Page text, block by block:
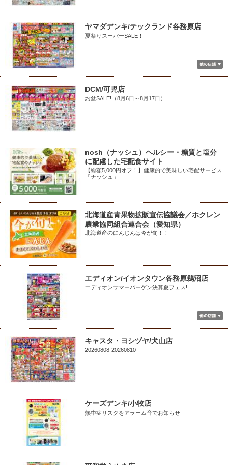
ヤマダデンキ/テックランド各務原店
夏祭りスーパーSALE！
DCM/可児店
お盆SALE!（8月6日～8月17日）
nosh（ナッシュ）ヘルシー・糖質と塩分
に配慮した宅配食サイト
【総額5,000円オフ！】健康的で美味しい宅配サービス
「ナッシュ」
北海道産青果物拡販宣伝協議会／ホクレン
農業協同組合連合会（愛知県）
北海道産のにんじんは今が旬！！
エディオン/イオンタウン各務原鵜沼店
エディオンサマーバーゲン決算夏フェス!
キャスタ・ヨシヅヤ/犬山店
20260808-20260810
ケーズデンキ/小牧店
熱中症リスクをアラーム音でお知らせ